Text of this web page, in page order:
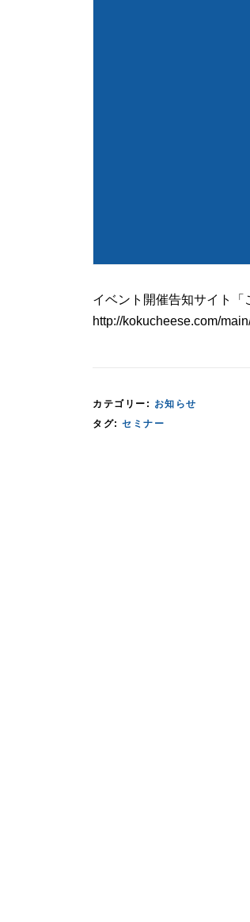
イベント開催告知サイト「
http://kokucheese.com/
カテゴリー: お知らせ
タグ: セミナー